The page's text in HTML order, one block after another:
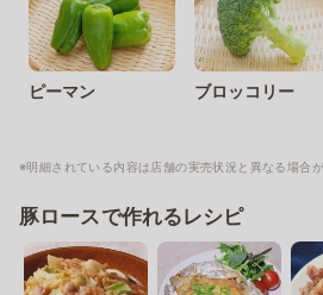
ピーマン ブロッコリー
※明細されている内容は店舗の実売状況と異なる場合が
豚ロースで作れるレシピ